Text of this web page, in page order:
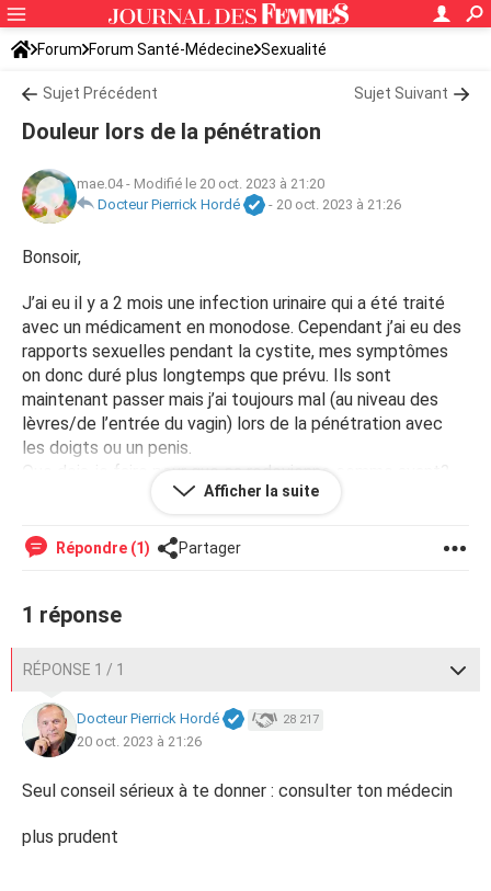
Forum Forum Santé-Médecine Sexualité
Sujet Précédent Sujet Suivant
Douleur lors de la pénétration
mae.04- Modifié le 20 oct. 2023 à 21:20
Docteur Pierrick Hordé
- 20 oct. 2023 à 21:26
Bonsoir,
J’ai eu il y a 2 mois une infection urinaire qui a été traité
avec un médicament en monodose. Cependant j’ai eu des
rapports sexuelles pendant la cystite, mes symptômes
on donc duré plus longtemps que prévu. Ils sont
maintenant passer mais j’ai toujours mal (au niveau des
lèvres/de l’entrée du vagin) lors de la pénétration avec
les doigts ou un penis.
Que dois-je faire pour que ça redevienne comme avant?
Afficher la suite
Répondre (1) Partager
1 réponse
RÉPONSE 1 / 1
Docteur Pierrick Hordé 28 217
20 oct. 2023 à 21:26
Seul conseil sérieux à te donner : consulter ton médecin
plus prudent